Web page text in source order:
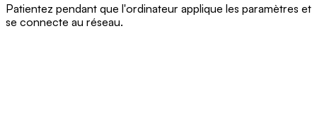
Patientez pendant que l'ordinateur applique les paramètres et
se connecte au réseau.